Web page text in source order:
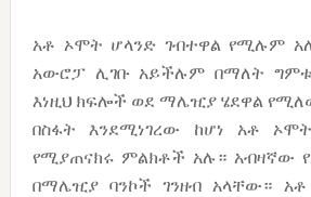
አቶ ኦሞት ሆላንድ ገብተዋል የሚሉም
አውሮፓ ሊገቡ አይችሉም በማለት
እነዚህ ክፍሎች ወደ ማሌዢያ ሄደዋል
በስፋት እንደሚነገረው ከሆነ አቶ
የሚያጠናክሩ ምልክቶች አሉ። አብዛኛው
በማሌዢያ ባንኮች ገንዘብ አላቸው።